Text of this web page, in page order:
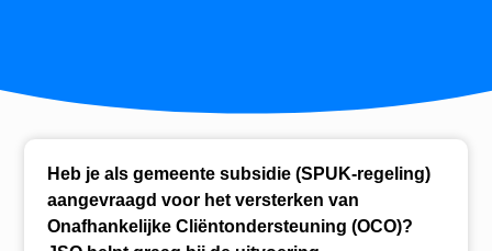
Heb je als gemeente subsidie (SPUK-regeling)
aangevraagd voor het versterken van
Onafhankelijke Cliëntondersteuning (OCO)?